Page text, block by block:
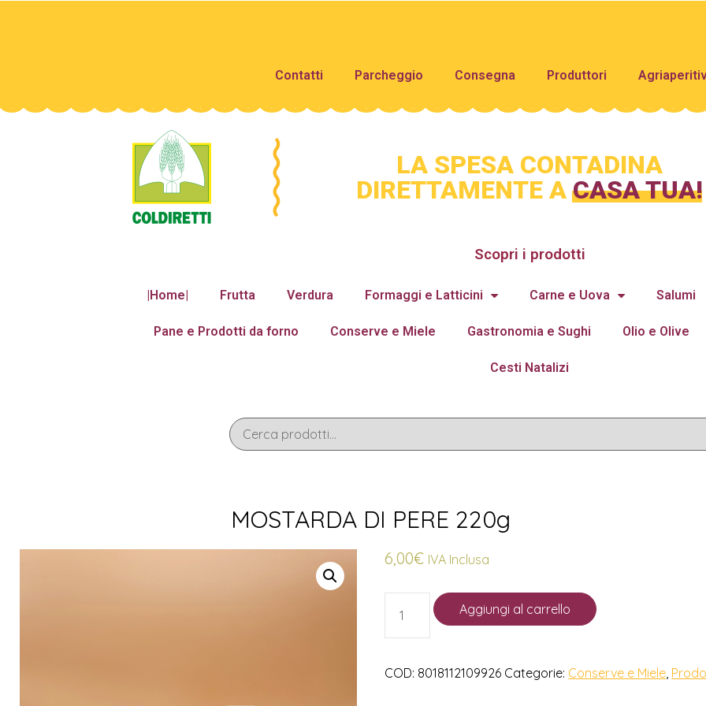
Contatti Parcheggio Consegna Produttori
LA SPESA CONTADINA
DIRETTAMENTE ACASA TUA!
Scopri i prodotti
|Home| Frutta Verdura Formaggi e Latticini Carne e Uova Salumi
Pane e Prodotti da forno Conserve e Miele Gastronomia e Sughi Olio e Olive
Cesti Natalizi
MOSTARDA DI PERE 220g
6,00€ IVA Inclusa
Aggiungi al carrello
COD: 8018112109926 Categorie: Conserve e Miele,